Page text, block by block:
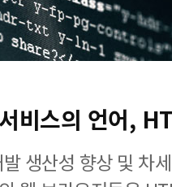
비스의 언어,
생산성 향상 및 차